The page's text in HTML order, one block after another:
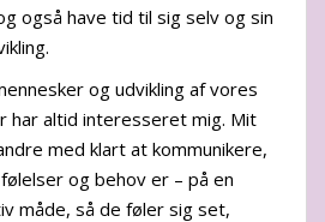
også have tid til sig selv og sin
og udvikling af vores
har altid interesseret mig. Mit
med klart at kommunikere,
og behov er – på en
måde, så de føler sig set,